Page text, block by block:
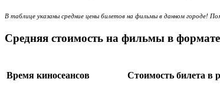
В таблице указаны средние цены билетов на фильмы в данном городе!
Средняя стоимость на фильмы в
Время киносеансов Стоимость билета в